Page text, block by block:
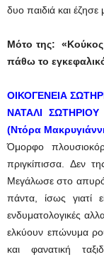
δυο παιδιά και έζησε
Μότο της: «Κούκος
πάθω το
ΟΙΚΟΓΕΝΕΙΑ
ΝΑΤΑΛΙ ΣΩΤΗΡΙΟΥ
(Ντόρα
Όμορφο
πριγκίπισσα. Δεν
Μεγάλωσε στο
πάντα, ίσως γιατί
ενδυματολογικές
ελκύουν επώνυμα
και φανατική